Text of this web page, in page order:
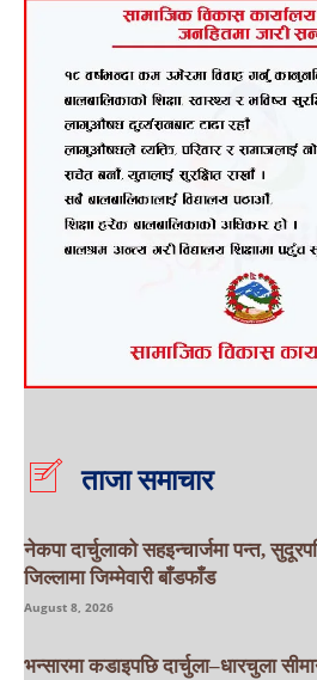
ताजा समाचार
नेकपा दार्चुलाको सहइन्चार्जमा पन्त,
जिल्लामा जिम्मेवारी बाँडफाँड
August 8, 2026
भन्सारमा कडाइपछि दार्चुला–धारचुला